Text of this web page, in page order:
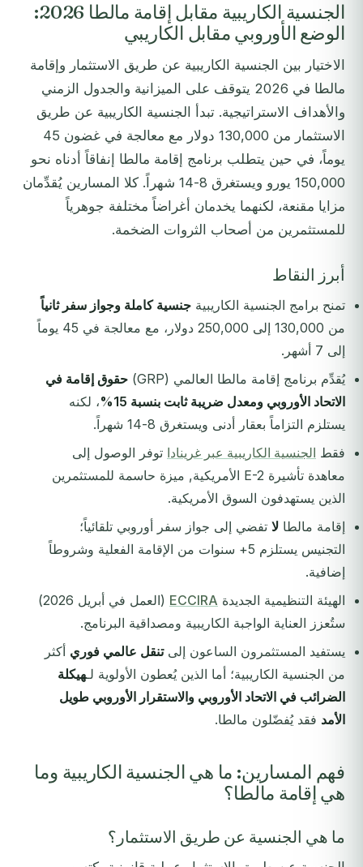
الجنسية الكاريبية مقابل إقامة مالطا 2026:
الوضع الأوروبي مقابل الكاريبي
الاختيار بين الجنسية الكاريبية عن طريق الاستثمار وإقامة
مالطا في 2026 يتوقف على الميزانية والجدول الزمني
والأهداف الاستراتيجية. تبدأ الجنسية الكاريبية عن طريق
الاستثمار من 130,000 دولار مع معالجة في غضون 45
يوماً، في حين يتطلب برنامج إقامة مالطا إنفاقاً أدناه نحو
150,000 يورو ويستغرق 8-14 شهراً. كلا المسارين يُقدِّمان
مزايا مقنعة، لكنهما يخدمان أغراضاً مختلفة جوهرياً
للمستثمرين من أصحاب الثروات الضخمة.
أبرز النقاط
تمنح برامج الجنسية الكاريبية جنسية كاملة وجواز سفر ثانياً
من 130,000 إلى 250,000 دولار، مع معالجة في 45 يوماً
إلى 7 أشهر.
يُقدِّم برنامج إقامة مالطا العالمي (GRP)
حقوق إقامة في
الاتحاد الأوروبي ومعدل ضريبة ثابت بنسبة 15%
، لكنه
يستلزم التزاماً بعقار أدنى ويستغرق 8-14 شهراً.
فقط الجنسية الكاريبية عبر غرينادا توفر الوصول إلى
معاهدة تأشيرة E-2 الأمريكية, ميزة حاسمة للمستثمرين
الذين يستهدفون السوق الأمريكية.
إقامة مالطا لا تفضي إلى جواز سفر أوروبي تلقائياً؛
التجنيس يستلزم 5+ سنوات من الإقامة الفعلية وشروطاً
إضافية.
الهيئة التنظيمية الجديدة ECCIRA
(العمل في أبريل 2026)
ستُعزز العناية الواجبة الكاريبية ومصداقية البرنامج.
يستفيد المستثمرون الساعون إلىتنقل عالمي فوري أكثر
من الجنسية الكاريبية؛ أما الذين يُعطون الأولوية لـهيكلة
الضرائب في الاتحاد الأوروبي والاستقرار الأوروبي طويل
الأمد فقد يُفضّلون مالطا.
فهم المسارين: ما هي الجنسية الكاريبية وما
هي إقامة مالطا؟
ما هي الجنسية عن طريق الاستثمار؟